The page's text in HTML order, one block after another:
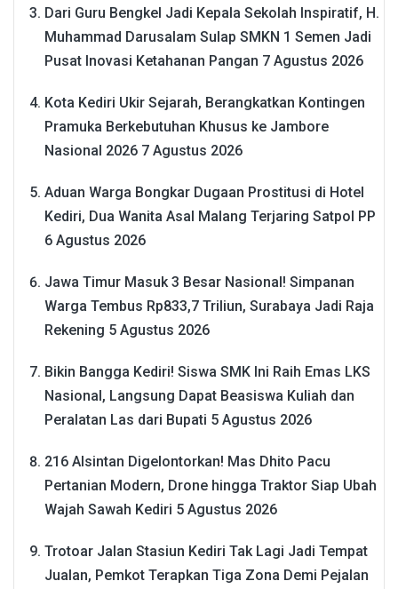
Dari Guru Bengkel Jadi Kepala Sekolah Inspiratif, H.
Muhammad Darusalam Sulap SMKN 1 Semen Jadi
Pusat Inovasi Ketahanan Pangan 7 Agustus 2026
Kota Kediri Ukir Sejarah, Berangkatkan Kontingen
Pramuka Berkebutuhan Khusus ke Jambore
Nasional 2026 7 Agustus 2026
Aduan Warga Bongkar Dugaan Prostitusi di Hotel
Kediri, Dua Wanita Asal Malang Terjaring Satpol PP
6 Agustus 2026
Jawa Timur Masuk 3 Besar Nasional! Simpanan
Warga Tembus Rp833,7 Triliun, Surabaya Jadi Raja
Rekening 5 Agustus 2026
Bikin Bangga Kediri! Siswa SMK Ini Raih Emas LKS
Nasional, Langsung Dapat Beasiswa Kuliah dan
Peralatan Las dari Bupati 5 Agustus 2026
216 Alsintan Digelontorkan! Mas Dhito Pacu
Pertanian Modern, Drone hingga Traktor Siap Ubah
Wajah Sawah Kediri 5 Agustus 2026
Trotoar Jalan Stasiun Kediri Tak Lagi Jadi Tempat
Jualan, Pemkot Terapkan Tiga Zona Demi Pejalan